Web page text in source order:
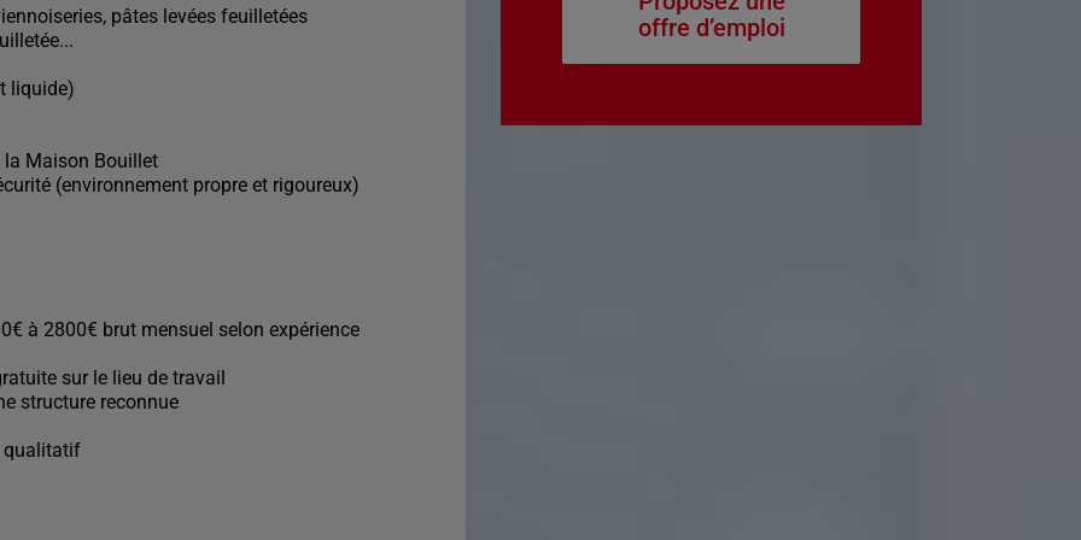
pâtes levées feuilletées
liquide)
la Maison Bouillet
(environnement propre et rigoureux)
à 2800€ brut mensuel selon expérience
sur le lieu de travail
structure reconnue
qualitatif
offre d’emploi